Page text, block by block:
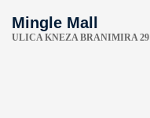
Mingle Mall
ULICA KNEZA BRANIMIRA 29